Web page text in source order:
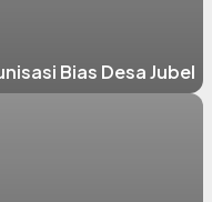
Bias Desa Jubel